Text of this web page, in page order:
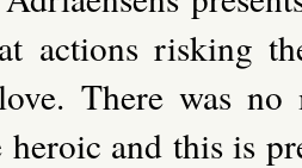
actions risking
There was
heroic and this is